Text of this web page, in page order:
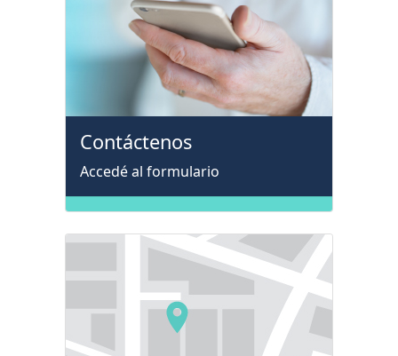
Contáctenos
Accedé al formulario